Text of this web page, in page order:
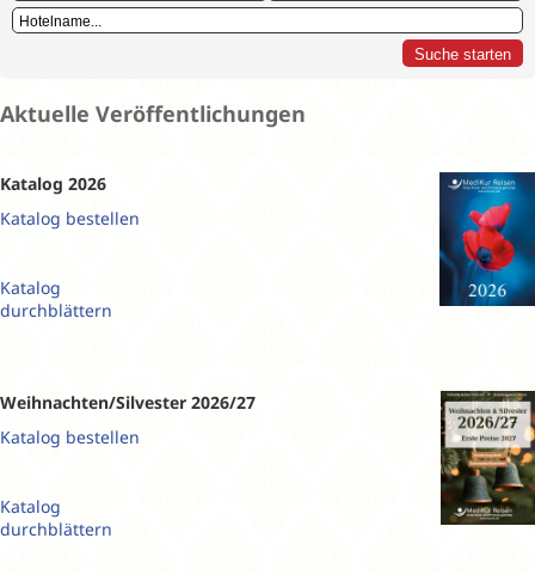
Aktuelle Veröffentlichungen
Katalog 2026
Katalog bestellen
Katalog
durchblättern
Weihnachten/Silvester 2026/27
Katalog bestellen
Katalog
durchblättern